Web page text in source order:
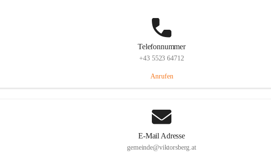
Telefonnummer
+43 5523 64712
Anrufen
E-Mail Adresse
gemeinde@viktorsberg.at